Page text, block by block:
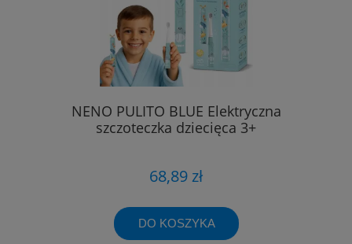
NENO PULITO BLUE Elektryczna
szczoteczka dziecięca 3+
68,89 zł
DO KOSZYKA